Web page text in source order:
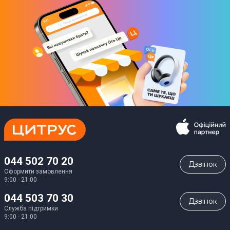
044 502 70 20
Оформити замовлення
9:00 - 21:00
Дзвiнок
044 503 70 30
Служба підтримки
9:00 - 21:00
Дзвiнок